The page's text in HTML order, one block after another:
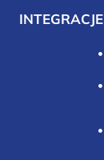
INTEGRACJE